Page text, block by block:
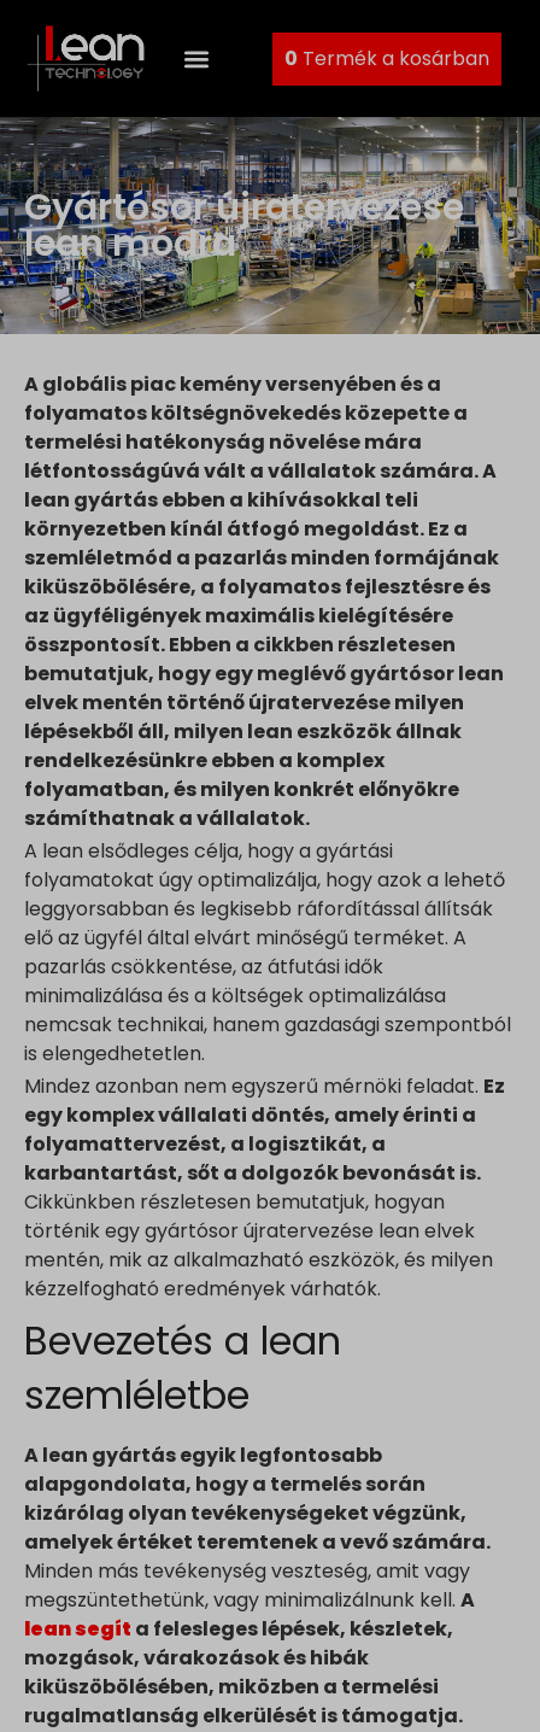
0 Termék a kosárban
Gyártósor újratervezése
lean módra
A globális piac kemény versenyében és a
folyamatos költségnövekedés közepette a
termelési hatékonyság növelése mára
létfontosságúvá vált a vállalatok számára. A
lean gyártás ebben a kihívásokkal teli
környezetben kínál átfogó megoldást. Ez a
szemléletmód a pazarlás minden formájának
kiküszöbölésére, a folyamatos fejlesztésre és
az ügyféligények maximális kielégítésére
összpontosít. Ebben a cikkben részletesen
bemutatjuk, hogy egy meglévő gyártósor lean
elvek mentén történő újratervezése milyen
lépésekből áll, milyen lean eszközök állnak
rendelkezésünkre ebben a komplex
folyamatban, és milyen konkrét előnyökre
számíthatnak a vállalatok.
A lean elsődleges célja, hogy a gyártási
folyamatokat úgy optimalizálja, hogy azok a lehető
leggyorsabban és legkisebb ráfordítással állítsák
elő az ügyfél által elvárt minőségű terméket. A
pazarlás csökkentése, az átfutási idők
minimalizálása és a költségek optimalizálása
nemcsak technikai, hanem gazdasági szempontból
is elengedhetetlen.
Mindez azonban nem egyszerű mérnöki feladat. Ez
egy komplex vállalati döntés, amely érinti a
folyamattervezést, a logisztikát, a
karbantartást, sőt a dolgozók bevonását is.
Cikkünkben részletesen bemutatjuk, hogyan
történik egy gyártósor újratervezése lean elvek
mentén, mik az alkalmazható eszközök, és milyen
kézzelfogható eredmények várhatók.
Bevezetés a lean
szemléletbe
A lean gyártás egyik legfontosabb
alapgondolata, hogy a termelés során
kizárólag olyan tevékenységeket végzünk,
amelyek értéket teremtenek a vevő számára.
Minden más tevékenység veszteség, amit vagy
megszüntethetünk, vagy minimalizálnunk kell. A
lean segít a felesleges lépések, készletek,
mozgások, várakozások és hibák
kiküszöbölésében, miközben a termelési
rugalmatlanság elkerülését is támogatja.